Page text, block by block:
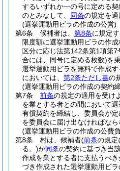
するいずれか一の号に定める
のとみなして、 同条の規定を適
(選挙運動用ビラの作成の公営)
第6条
候補者は、 第8条に規定
限度額に選挙運動用ビラの作成
区分に応じ法第142条第1項第
合には、同号に定める枚数)を
選挙運動用ビラを無料で作成す
においては、 第2条ただし書の
(選挙運動用ビラの作成の契約
第7条
前条の規定の適用を受け
を業とする者との間において
有償契約を締結し、委員会が
を委員会に届け出なければなら
(選挙運動用ビラの作成の公費
第8条
村は、候補者(前条の規定
る。)が同条の契約に基づき当
作成を業とする者に支払うべ
づき作成された選挙運動用ビ